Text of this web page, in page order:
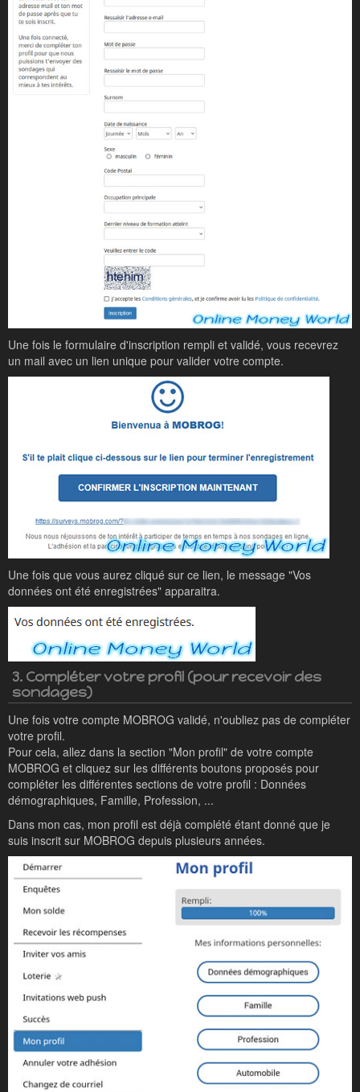
Une fois le formulaire d'inscription rempli et validé, vous recevrez
un mail avec un lien unique pour valider votre compte.
Une fois que vous aurez cliqué sur ce lien, le message "Vos
données ont été enregistrées" apparaitra.
3. Compléter votre profil (pour recevoir des
sondages)
Une fois votre compte MOBROG validé, n'oubliez pas de compléter
votre profil.
Pour cela, allez dans la section "Mon profil" de votre compte
MOBROG et cliquez sur les différents boutons proposés pour
compléter les différentes sections de votre profil : Données
démographiques, Famille, Profession, ...
Dans mon cas, mon profil est déjà complété étant donné que je
suis inscrit sur MOBROG depuis plusieurs années.